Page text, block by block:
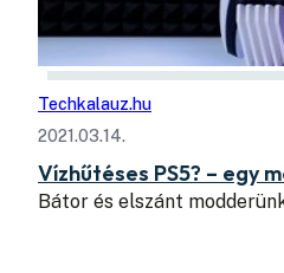
Techkalauz.hu
2021.03.14.
Vízhűtéses PS5? – egy
Bátor és elszánt